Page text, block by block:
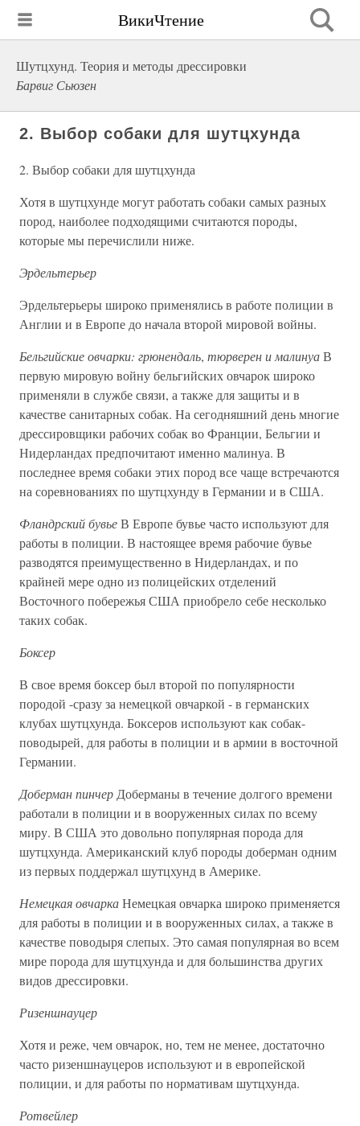
ВикиЧтение
Шутцхунд. Теория и методы дрессировки
Барвиг Сьюзен
2. Выбор собаки для шутцхунда
2. Выбор собаки для шутцхунда
Хотя в шутцхунде могут работать собаки самых разных
пород, наиболее подходящими считаются породы,
которые мы перечислили ниже.
Эрдельтерьер
Эрдельтерьеры широко применялись в работе полиции в
Англии и в Европе до начала второй мировой войны.
Бельгийские овчарки: грюнендаль, тюрверен и малинуаВ
первую мировую войну бельгийских овчарок широко
применяли в службе связи, а также для защиты и в
качестве санитарных собак. На сегодняшний день многие
дрессировщики рабочих собак во Франции, Бельгии и
Нидерландах предпочитают именно малинуа. В
последнее время собаки этих пород все чаще встречаются
на соревнованиях по шутцхунду в Германии и в США.
Фландрский бувьеВ Европе бувье часто используют для
работы в полиции. В настоящее время рабочие бувье
разводятся преимущественно в Нидерландах, и по
крайней мере одно из полицейских отделений
Восточного побережья США приобрело себе несколько
таких собак.
Боксер
В свое время боксер был второй по популярности
породой -сразу за немецкой овчаркой - в германских
клубах шутцхунда. Боксеров используют как собак-
поводырей, для работы в полиции и в армии в восточной
Германии.
Доберман пинчер Доберманы в течение долгого времени
работали в полиции и в вооруженных силах по всему
миру. В США это довольно популярная порода для
шутцхунда. Американский клуб породы доберман одним
из первых поддержал шутцхунд в Америке.
Немецкая овчаркаНемецкая овчарка широко применяется
для работы в полиции и в вооруженных силах, а также в
качестве поводыря слепых. Это самая популярная во всем
мире порода для шутцхунда и для большинства других
видов дрессировки.
Ризеншнауцер
Хотя и реже, чем овчарок, но, тем не менее, достаточно
часто ризеншнауцеров используют и в европейской
полиции, и для работы по нормативам шутцхунда.
Ротвейлер